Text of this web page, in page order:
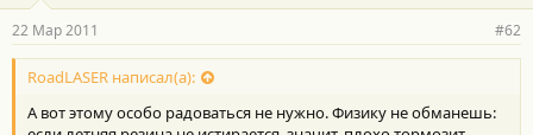
22 Мар 2011 #62
RoadLASER написал(а):
А вот этому особо радоваться не нужно. Физику не обманешь: